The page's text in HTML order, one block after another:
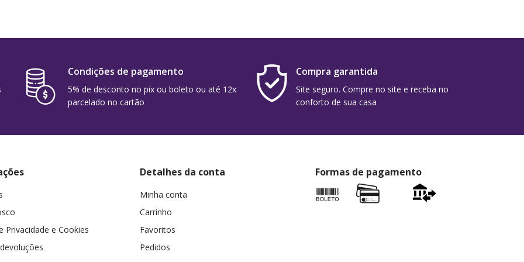
Condições de pagamento
5% de desconto no pix ou boleto ou até 12x
parcelado no cartão
Compra garantida
Site seguro. Compre no site e receba no
conforto de sua casa
Privacidade e Cookies
Detalhes da conta
Minha conta
Carrinho
Favoritos
Pedidos
Formas de pagamento